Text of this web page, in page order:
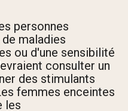
personnes
maladies
ou d'une sensibilité
consulter un
des stimulants
femmes enceintes
les